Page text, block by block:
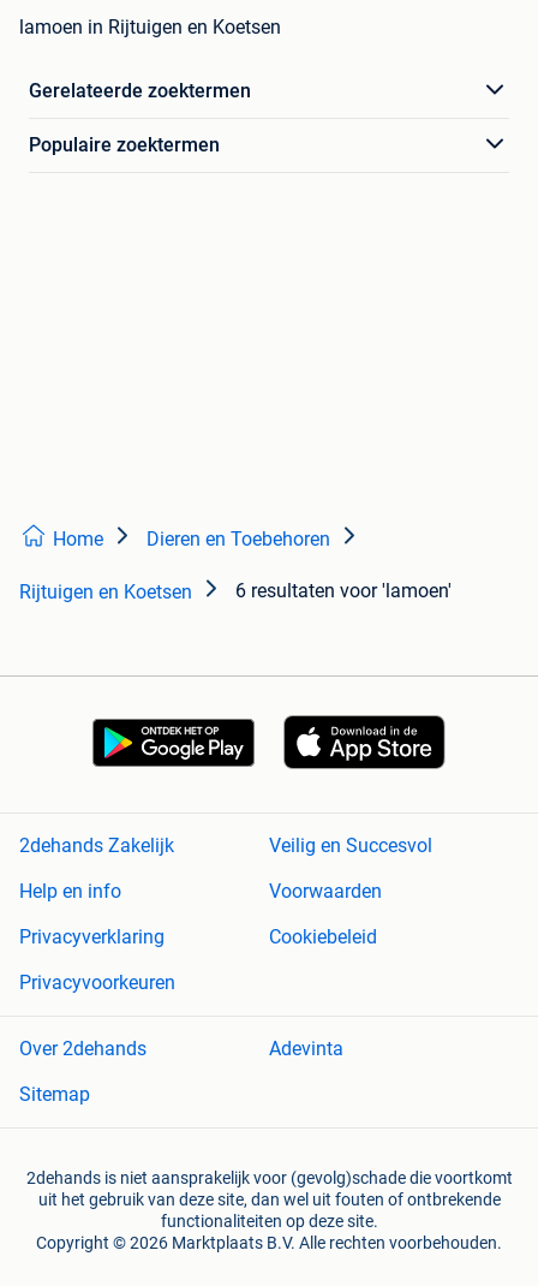
lamoen in Rijtuigen en Koetsen
Gerelateerde zoektermen
Populaire zoektermen
Home Dieren en Toebehoren
Rijtuigen en Koetsen 6 resultaten voor 'lamoen'
2dehands Zakelijk
Veilig en Succesvol
Help en info
Voorwaarden
Privacyverklaring
Cookiebeleid
Privacyvoorkeuren
Over 2dehands
Adevinta
Sitemap
2dehands is niet aansprakelijk voor (gevolg)schade die voortkomt
uit het gebruik van deze site, dan wel uit fouten of ontbrekende
functionaliteiten op deze site.
Copyright © 2026 Marktplaats B.V. Alle rechten voorbehouden.